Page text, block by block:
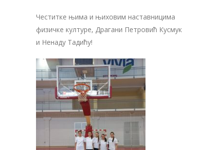
Честитке њима и њиховим наставницима
физичке културе, Драгани Петровић Кусмук
и Ненаду Тадићу!